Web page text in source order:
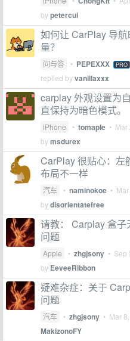
bypetercui
如何让 CarPlay 导
量？
问与答 • PEPEXXX PRO
replied byvanillaxxx
carplay 外观设置为
直保持为暗色模式。
iPhone • tomaple • Mar
bymsdurex
CarPlay 很贴心：左
布局不一样
汽车 • naminokoe •
bydisorientatefree
请教： Carplay 盒子
问题
Apple • zhgjsony • Sep
by EeveeRibbon
疑难杂症：关于
问题
汽车 • zhgjsony • Mar
MakizonoFY